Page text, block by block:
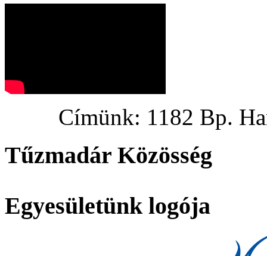
Címünk: 1182 Bp.
Tűzmadár Közösség
Egyesületünk logója